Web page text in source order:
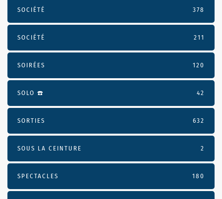
SOCIÉTÉ 378
SOCIÉTÉ 211
SOIRÉES 120
SOLO ☎️ 42
SORTIES 632
SOUS LA CEINTURE 2
SPECTACLES 180